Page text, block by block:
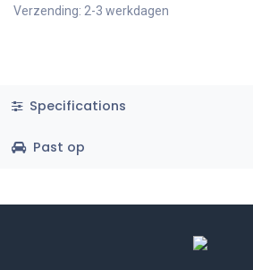
Verzending: 2-3 werkdagen
Specifications
Past op